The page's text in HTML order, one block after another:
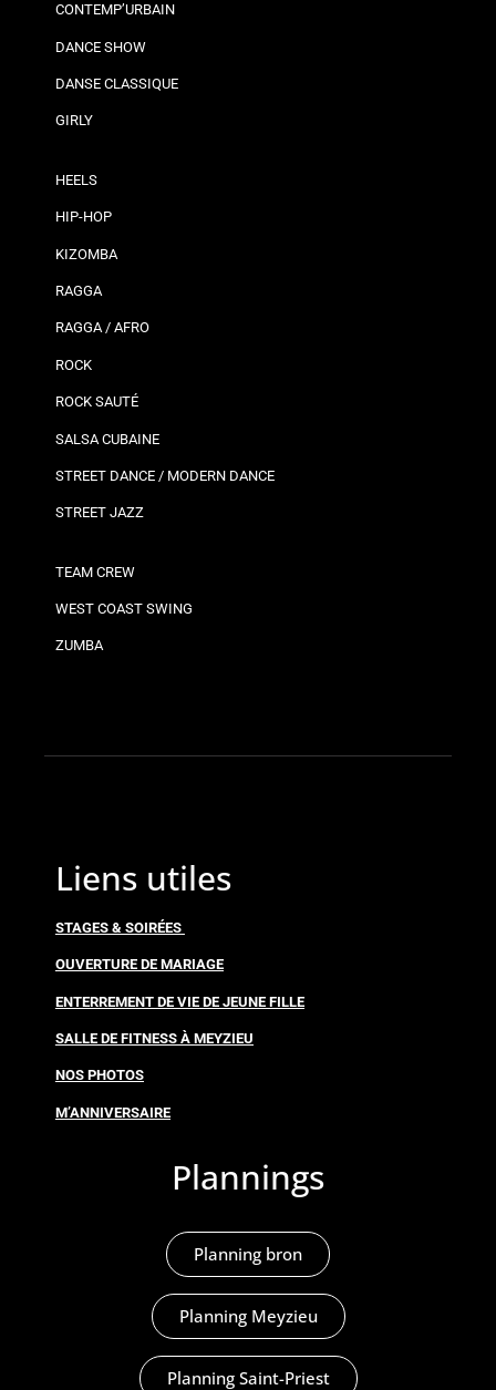
CONTEMP’URBAIN
DANCE SHOW
DANSE CLASSIQUE
GIRLY
HEELS
HIP-HOP
KIZOMBA
RAGGA
RAGGA / AFRO
ROCK
ROCK SAUTÉ
SALSA CUBAINE
STREET DANCE / MODERN DANCE
STREET JAZZ
TEAM CREW
WEST COAST SWING
ZUMBA
Liens utiles
STAGES & SOIRÉES
OUVERTURE DE MARIAGE
ENTERREMENT DE VIE DE JEUNE FILLE
SALLE DE FITNESS À MEYZIEU
NOS PHOTOS
M’ANNIVERSAIRE
Plannings
Planning bron
Planning Meyzieu
Planning Saint-Priest